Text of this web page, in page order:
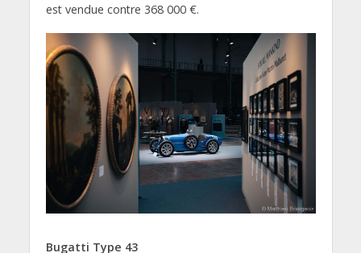
est vendue contre 368 000 €.
Bugatti Type 43